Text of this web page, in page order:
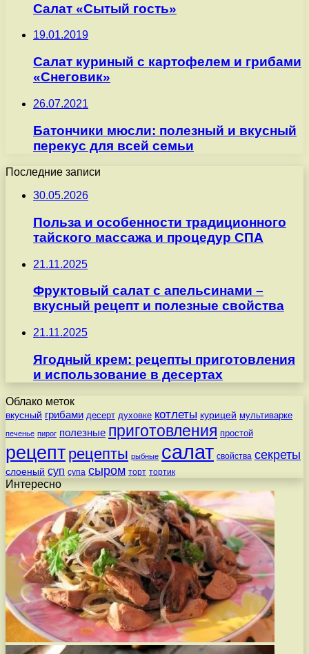
Салат «Сытый гость»
19.01.2019
Салат куриный с картофелем и грибами
«Снеговик»
26.07.2021
Батончики мюсли: полезный и вкусный
перекус для всей семьи
Последние записи
30.05.2026
Польза и особенности традиционного
тайского массажа и процедур СПА
21.11.2025
Фруктовый салат с апельсинами –
вкусный рецепт и полезные свойства
21.11.2025
Ягодный крем: рецепты приготовления
и использование в десертах
Облако меток
вкусный грибами десерт духовке котлеты курицей мультиварке
печенье пирог полезные приготовления простой
рецепт рецепты рыбные салат свойства секреты
слоеный суп супа сыром торт тортик
Интересно